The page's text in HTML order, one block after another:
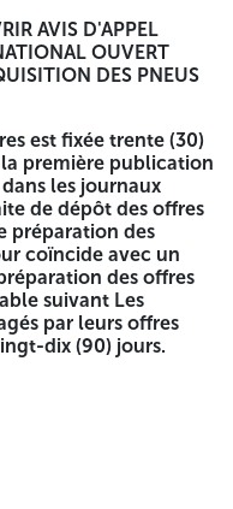
sont insérées dans
et fermées
respectivement les
ouvrir - Appel
financière - A ne pas
International ouvert
refermant les
parvenir dans un
DES VEHICULES
SPA ZONE
CONSTANTINE
DES
AVIS D'APPEL
OUVERT
DES PNEUS
est fixée trente (30)
première publication
les journaux
de dépôt des offres
préparation des
coïncide avec un
des offres
suivant Les
par leurs offres
dix (90) jours.